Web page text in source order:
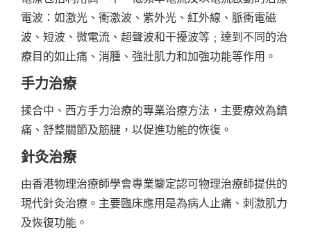
電波：如激光、衝激波、紫外光、紅外線、脈衝電磁
波、短波、微電流、超聲波和干擾波等﹔達到不同的治
療目的如止痛、消腫、強壯肌力和加強功能等作用。
手力治療
揉合中、西方手力治療的專業治療方法，主要療效為鎮
痛、舒整關節及筋腱，以促進功能的恢復。
針灸治療
由香港物理治療師學會專業鑒定認可物理治療師提供的
現代針灸治療。主要臨床應用是為病人止痛、刺激肌力
及恢復功能。